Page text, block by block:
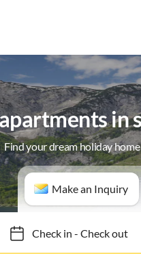
in
Find your dream holiday
Make an Inquiry
Check in- Check out